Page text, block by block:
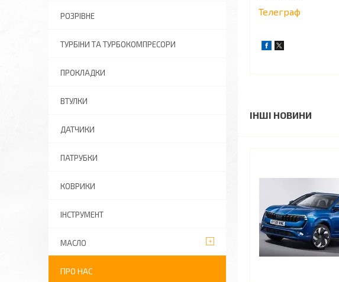
Телеграф
ІНШІ НОВИНИ
РОЗРІВНЕ
ТУРБІНИ ТА ТУРБОКОМПРЕСОРИ
ПРОКЛАДКИ
ВТУЛКИ
ДАТЧИКИ
ПАТРУБКИ
КОВРИКИ
ІНСТРУМЕНТ
МАСЛО
ПРО НАС